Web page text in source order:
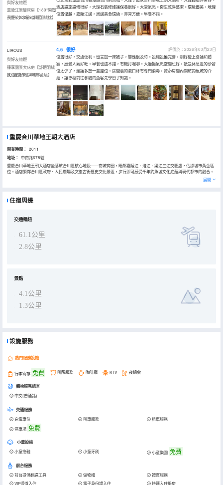
與好友旅遊
嘉陵江景雙床房【180°開闊
視野+小冰箱+舒適羽絨枕】
入住於2026年03月
酒店設施設備很好，大理石裝修維護保養很好。大堂氣派。衞生乾淨整潔。環境優美，地理
位置優越，嘉陵江邊，周邊美食環繞，非常方便。早餐不錯。
LIROUS
與好友旅遊
臻享園景大床房【舒適羽絨
枕+親膚床品+城市意境】
入住於2026年03月
4.6 很好
評價於：2026年03月23日
位置很好，交通便利。留言加一床被子，響應很及時。設施設備完善，剛好碰上會議和婚
宴，感覺人氣好旺。早餐也還不錯，有機打咖啡。大廳挺氣派空間也好，衹是休息區的沙發
位太少了，建議多放一些座位。房間裏的漱口杯有專門消毒，贊👍房間內關於釣魚城的介
紹，讓專程前往參觀的遊客先學習了知識。
重慶合川華地王朝大酒店
開業時間： 2011
地址：
中南路678號
重慶合川華地王朝大酒店坐落於合川區核心地段——南城商圈，毗鄰嘉陵江、涪江、渠江三江交匯處，佔據城市黃金區
位。酒店緊鄰合川區政府、人民廣場及文峯古街歷史文化景區，步行即可感受千年釣魚城文化底藴與現代都市的融合。
周邊商業配套齊全，40分鐘車程通達重慶江北國際機場，是商務出行與休閒旅遊的理想下榻之選。酒店交通條件得天獨
厚，緊鄰G75蘭海高速合川出口，驅車約10分鐘可達高速入口，快速聯通重慶主城及周邊區縣。多路公交（如116路、
地王朝大酒店誠邀八方賓客，共啟山城合川的非凡旅居體驗！
展開
住宿周邊
交通樞紐
61.1公里
2.8公里
景點
4.1公里
1.3公里
設施服務
熱門服務設施
行李寄存 免費 叫醒服務 咖啡廳 KTV 夜總會
櫃枱服務語言
中文(普通話)
交通服務
充電車位 叫車服務
租車服務
停車場 免費
小童設施
小童拖鞋 小童牙刷 小童樂園 免費
前台服務
前台提供翻譯工具 儲物櫃
禮賓服務
VIP通道入住
電子身份證入住 快速入住退房